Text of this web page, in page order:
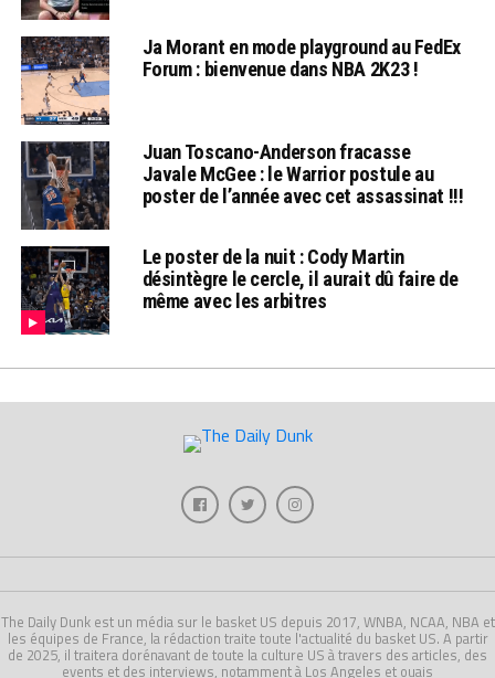
Ja Morant en mode playground au FedEx
Forum : bienvenue dans NBA 2K23 !
Juan Toscano-Anderson fracasse
Javale McGee : le Warrior postule au
poster de l’année avec cet assassinat !!!
Le poster de la nuit : Cody Martin
désintègre le cercle, il aurait dû faire de
même avec les arbitres
The Daily Dunk est un média sur le basket US depuis 2017, WNBA, NCAA, NBA et
les équipes de France, la rédaction traite toute l'actualité du basket US. A partir
de 2025, il traitera dorénavant de toute la culture US à travers des articles, des
events et des interviews, notamment à Los Angeles et ouais